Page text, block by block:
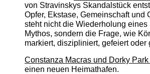
von Stravinskys Skandalstück
Opfer, Ekstase, Gemeinschaft und
steht nicht die Wiederholung eines
Mythos, sondern die Frage, wie
markiert, diszipliniert, gefeiert oder
Constanza Macras und Dorky Park
einen neuen Heimathafen.